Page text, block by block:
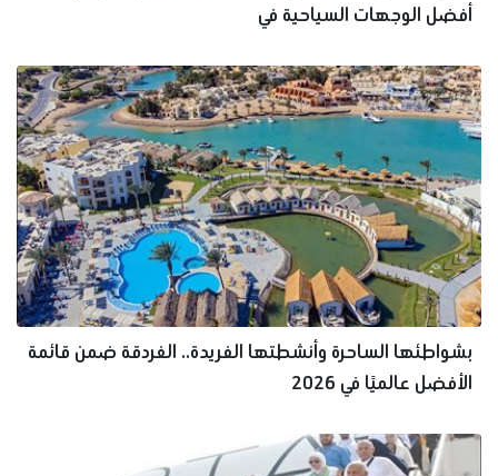
أفضل الوجهات السياحية في
بشواطئها الساحرة وأنشطتها الفريدة.. الغردقة ضمن قائمة
الأفضل عالميًا في 2026